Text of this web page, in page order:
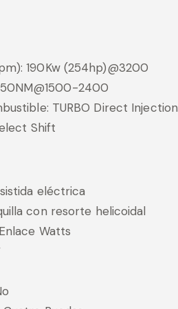
190Kw (254hp)@3200
2400
TURBO Direct Injection
Shift
eléctrica
con resorte helicoidal
Watts